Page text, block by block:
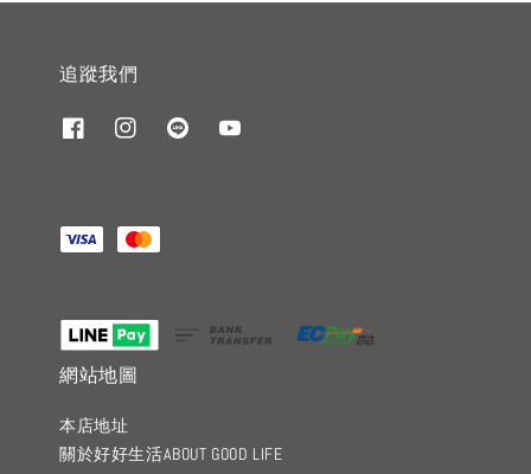
追蹤我們
網站地圖
本店地址
關於好好生活ABOUT GOOD LIFE